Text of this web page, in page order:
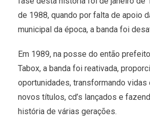
de 1988, quando por falta de apoio
municipal da época, a banda foi
Em 1989, na posse do então
Tabox, a banda foi reativada,
oportunidades, transformando vidas
novos títulos, cd’s lançados e
história de várias gerações.